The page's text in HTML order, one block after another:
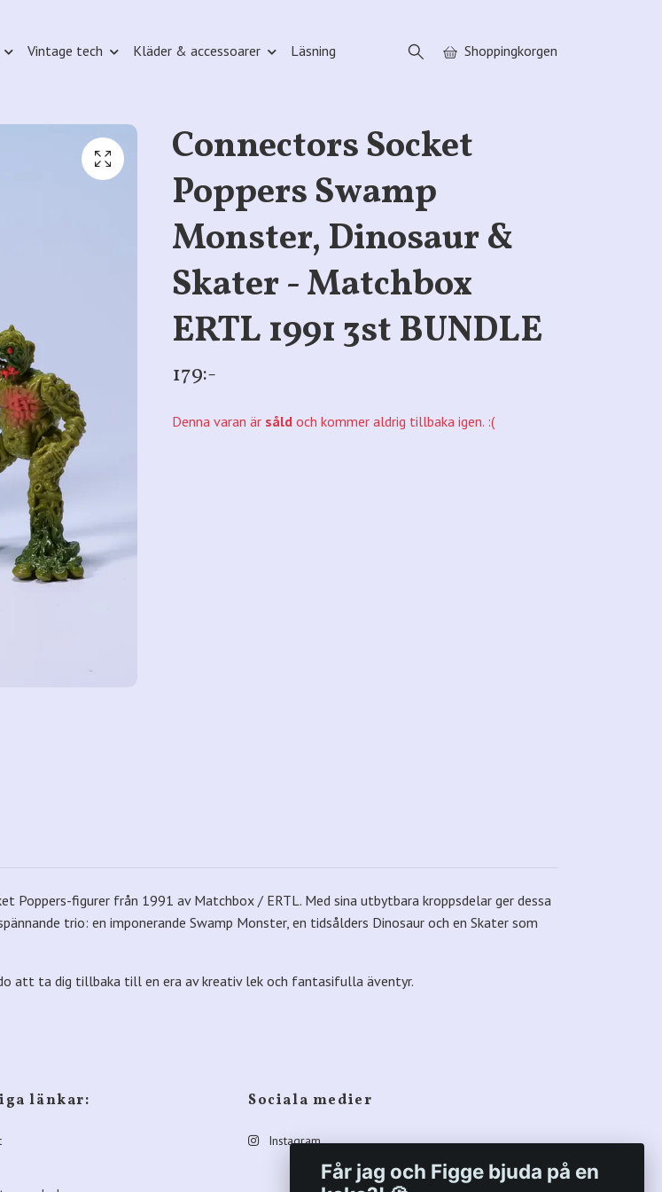
Vintage tech Kläder & accessoarer Läsning Shoppingkorgen
Connectors Socket
Poppers Swamp
Monster, Dinosaur &
Skater - Matchbox
ERTL 1991 3st BUNDLE
179:-
Denna varan ärsåldoch kommer aldrig tillbaka igen. :(
Poppers-figurer från 1991 av Matchbox / ERTL. Med sina utbytbara kroppsdelar ger dessa
trio: en imponerande Swamp Monster, en tidsålders Dinosaur och en Skater som
att ta dig tillbaka till en era av kreativ lek och fantasifulla äventyr.
länkar: Sociala medier
Instagram
Får jag och Figge bjuda på en